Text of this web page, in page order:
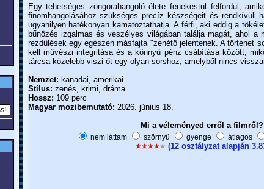
Egy tehetséges zongorahangoló élete fenekestül felfordul,
finomhangolásához szükséges precíz készségeit és rendkívüli
ugyanilyen hatékonyan kamatoztathatja. A férfi, aki eddig a
bűnözés izgalmas és veszélyes világában találja magát, ahol a
rezdülések egy egészen másfajta "zenétö jelentenek. A történet
kell művészi integritása és a könnyű pénz csábítása között,
tárcsa közelebb viszi őt egy olyan sorshoz, amelyből nincs
Nemzet: kanadai, amerikai
Stílus: zenés, krimi, dráma
Hossz: 109 perc
Magyar mozibemutató: 2026. június 18.
Mi a véleményed erről a filmről?
nem láttam szörnyű gyenge átlagos
(12 osztályzat alapján